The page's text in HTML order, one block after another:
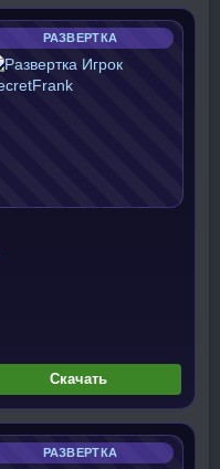
РАЗВЕРТКА
Скачать
РАЗВЕРТКА